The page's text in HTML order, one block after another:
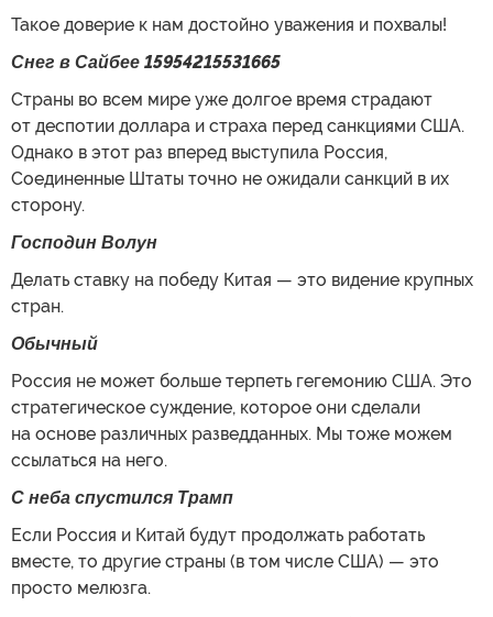
Такое доверие к нам достойно уважения и похвалы!
Снег в Сайбее 15954215531665
Страны во всем мире уже долгое время страдают
от деспотии доллара и страха перед санкциями США.
Однако в этот раз вперед выступила Россия,
Соединенные Штаты точно не ожидали санкций в их
сторону.
Господин Волун
Делать ставку на победу Китая — это видение крупных
стран.
Обычный
Россия не может больше терпеть гегемонию США. Это
стратегическое суждение, которое они сделали
на основе различных разведданных. Мы тоже можем
ссылаться на него.
С неба спустился Трамп
Если Россия и Китай будут продолжать работать
вместе, то другие страны (в том числе США) — это
просто мелюзга.